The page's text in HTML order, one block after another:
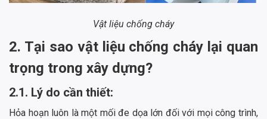
Vật liệu chống cháy
2. Tại sao vật liệu chống cháy lại quan
trọng trong xây dựng?
2.1. Lý do cần thiết:
Hỏa hoạn luôn là một mối đe dọa lớn đối với mọi công trình,